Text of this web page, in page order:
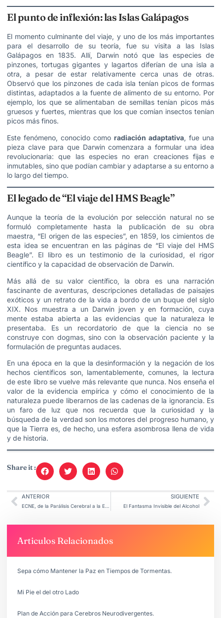
El punto de inflexión: las Islas Galápagos
El momento culminante del viaje, y uno de los más importantes
para el desarrollo de su teoría, fue su visita a las Islas
Galápagos en 1835. Allí, Darwin notó que las especies de
pinzones, tortugas gigantes y lagartos diferían de una isla a
otra, a pesar de estar relativamente cerca unas de otras.
Observó que los pinzones de cada isla tenían picos de formas
distintas, adaptados a la fuente de alimento de su entorno. Por
ejemplo, los que se alimentaban de semillas tenían picos más
gruesos y fuertes, mientras que los que comían insectos tenían
picos más finos.
Este fenómeno, conocido como radiación adaptativa, fue una
pieza clave para que Darwin comenzara a formular una idea
revolucionaria: que las especies no eran creaciones fijas e
inmutables, sino que podían cambiar y adaptarse a su entorno a
lo largo del tiempo.
El legado de “El viaje del HMS Beagle”
Aunque la teoría de la evolución por selección natural no se
formuló completamente hasta la publicación de su obra
maestra, “El origen de las especies”, en 1859, los cimientos de
esta idea se encuentran en las páginas de “El viaje del HMS
Beagle”. El libro es un testimonio de la curiosidad, el rigor
científico y la capacidad de observación de Darwin.
Más allá de su valor científico, la obra es una narración
fascinante de aventuras, descripciones detalladas de paisajes
exóticos y un retrato de la vida a bordo de un buque del siglo
XIX. Nos muestra a un Darwin joven y en formación, cuya
mente estaba abierta a las evidencias que la naturaleza le
presentaba. Es un recordatorio de que la ciencia no se
construye con dogmas, sino con la observación paciente y la
formulación de preguntas audaces.
En una época en la que la desinformación y la negación de los
hechos científicos son, lamentablemente, comunes, la lectura
de este libro se vuelve más relevante que nunca. Nos enseña el
valor de la evidencia empírica y cómo el conocimiento de la
naturaleza puede liberarnos de las cadenas de la ignorancia. Es
un faro de luz que nos recuerda que la curiosidad y la
búsqueda de la verdad son los motores del progreso humano, y
que la Tierra es, de hecho, una esfera asombrosa llena de vida
y de historia.
Share it :
ANTERIOR
ECNE, de la Parálisis Cerebral a la Esperanza.
SIGUIENTE
El Fantasma Invisible del Alcohol
Articulos Relacionados
Sepa cómo Mantener la Paz en Tiempos de Tormentas.
Mi Pie el del otro Lado
Plan de Acción para Cerebros Neurodivergentes.